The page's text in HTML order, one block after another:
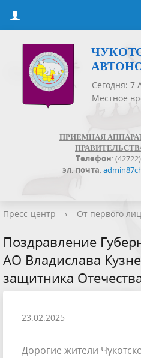
Сегодня: 7
Местное
ПРИЕМНАЯ
Телефон:
эл. почта:
Пресс-центр › От первого
Поздравление
АО Владислава
защитника
23.02.2025
Дорогие жители